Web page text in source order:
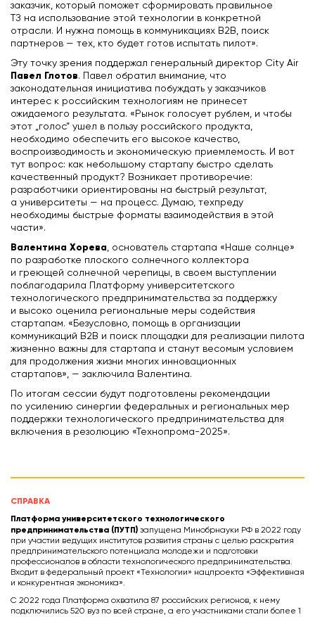
заказчик, который поможет сформировать правильное
ТЗ на использование этой технологии в конкретной
отрасли. И нужна помощь в коммуникациях В2В, поиск
партнеров — тех, кто будет готов испытать пилот».
Эту точку зрения поддержал генеральный директор City Air
Павел Глотов. Павел обратил внимание, что
законодательная инициатива побуждать у заказчиков
интерес к российским технологиям не принесет
ожидаемого результата. «Рынок голосует рублем, и чтобы
этот „голос“ ушел в пользу российского продукта,
необходимо обеспечить его высокое качество,
воспроизводимость и экономическую приемлемость. И вот
тут вопрос: как небольшому стартапу быстро сделать
качественный продукт? Возникает противоречие:
разработчики ориентированы на быстрый результат,
а университеты — на процесс. Думаю, техпреду
необходимы быстрые форматы взаимодействия в этой
части».
Валентина Хорева, основатель стартапа «Наше солнце»
по разработке плоского солнечного коллектора
и греющей солнечной черепицы, в своем выступлении
поблагодарила Платформу университетского
технологического предпринимательства за поддержку
и высоко оценила региональные меры содействия
стартапам. «Безусловно, помощь в организации
коммуникаций B2B и поиск площадки для реализации пилота
жизненно важны для стартапа и станут весомым условием
для продолжения жизни многих инновационных
стартапов», — заключила Валентина.
По итогам сессии будут подготовлены рекомендации
по усилению синергии федеральных и региональных мер
поддержки технологического предпринимательства для
включения в резолюцию «Технопрома-2025».
СПРАВКА
Платформа университетского технологического
предпринимательства (ПУТП) запущена Минобрнауки РФ в 2022 году
при участии ведущих институтов развития страны с целью раскрытия
предпринимательского потенциала молодежи и подготовки
профессионалов в области технологического предпринимательства.
Входит в федеральный проект «Технологии» нацпроекта «Эффективная
и конкурентная экономика».
С 2022 года Платформа охватила 87 российских регионов, к нему
подключились 520 вуз по всей стране, а его участниками стали более 1